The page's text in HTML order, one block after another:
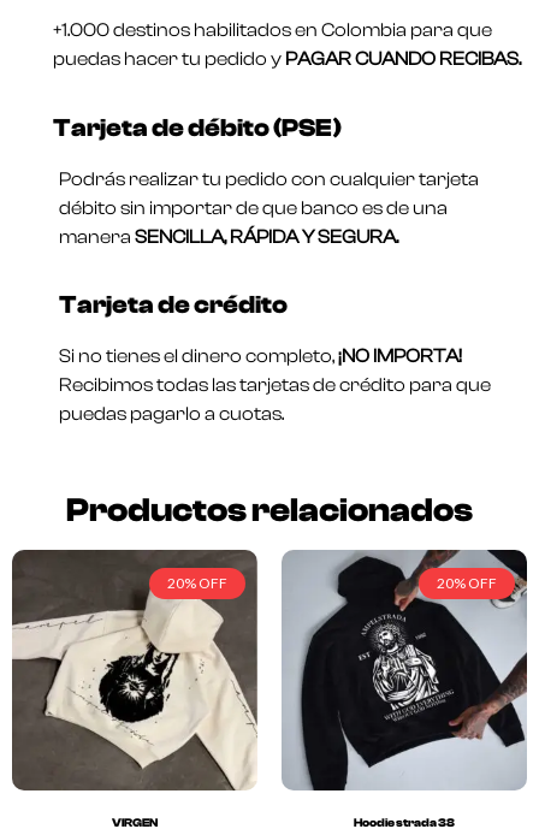
+1.000 destinos habilitados en Colombia para que
puedas hacer tu pedido y PAGAR CUANDO RECIBAS.
Tarjeta de débito (PSE)
Podrás realizar tu pedido con cualquier tarjeta
débito sin importar de que banco es de una
manera SENCILLA, RÁPIDA Y SEGURA.
Tarjeta de crédito
Si no tienes el dinero completo,¡NO IMPORTA!
Recibimos todas las tarjetas de crédito para que
puedas pagarlo a cuotas.
Productos relacionados
20% OFF
VIRGEN
20% OFF
Hoodie strada 38